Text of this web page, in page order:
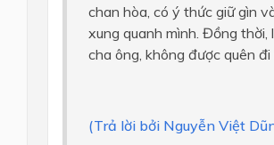
chan hòa, có ý thức giữ gìn
xung quanh mình. Đồng
cha ông, không được quên
(Trả lời bởi Nguyễn Việt